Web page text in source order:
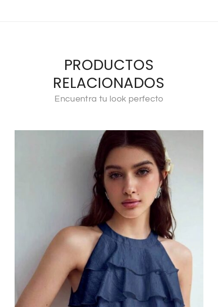
PRODUCTOS
RELACIONADOS
Encuentra tu look perfecto